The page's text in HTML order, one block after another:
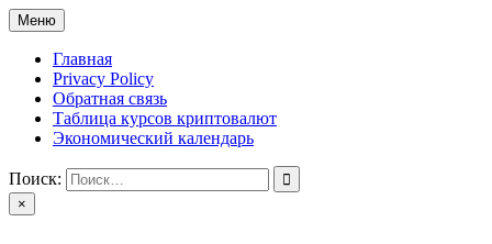
Перейти
к
содержимому
Меню
Главная
Privacy Policy
Обратная связь
Таблица курсов криптовалют
Экономический календарь
Поиск:
×